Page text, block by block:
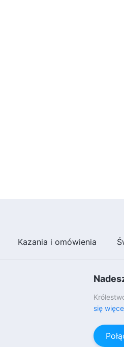
Kazania i omówienia
się